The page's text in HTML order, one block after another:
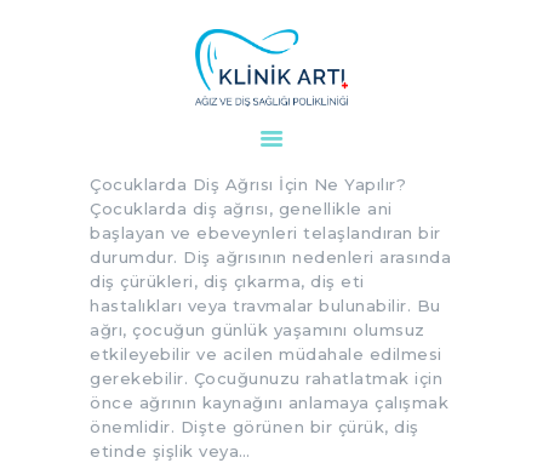
KURUMSAL
DOKTORLARIMIZ
TEDAVILER
VAKALAR
KVKK
AYDINLATMA
METNI
BLOG
Çocuklarda Diş Ağrısı İçin Ne
Çocuklarda Diş Ağrısı İçin Ne Yapılır?
Çocuklarda diş ağrısı, genellikle ani
başlayan ve ebeveynleri telaşlandıran bir
durumdur. Diş ağrısının nedenleri arasında
diş çürükleri, diş çıkarma, diş eti
hastalıkları veya travmalar bulunabilir. Bu
ağrı, çocuğun günlük yaşamını olumsuz
etkileyebilir ve acilen müdahale edilmesi
gerekebilir. Çocuğunuzu rahatlatmak için
önce ağrının kaynağını anlamaya çalışmak
önemlidir. Dişte görünen bir çürük, diş
etinde şişlik veya…